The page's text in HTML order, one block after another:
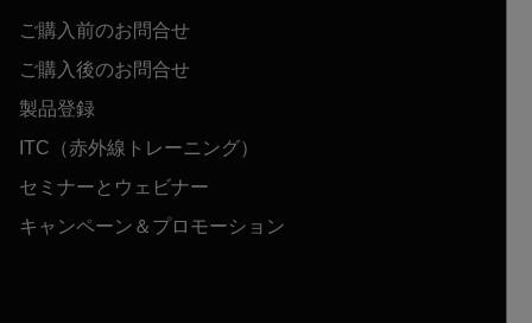
ご購入前のお問合せ
ご購入後のお問合せ
製品登録
ITC（赤外線トレーニング）
セミナーとウェビナー
キャンペーン＆プロモーション